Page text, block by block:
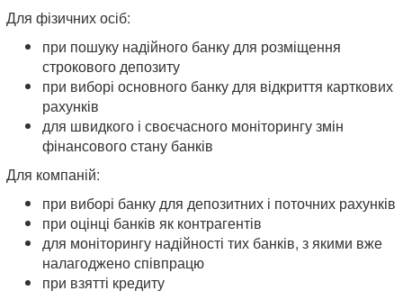
Для фізичних осіб:
при пошуку надійного банку для розміщення
строкового депозиту
при виборі основного банку для відкриття карткових
рахунків
для швидкого і своєчасного моніторингу змін
фінансового стану банків
Для компаній:
при виборі банку для депозитних і поточних рахунків
при оцінці банків як контрагентів
для моніторингу надійності тих банків, з якими вже
налагоджено співпрацю
при взятті кредиту